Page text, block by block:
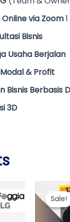
via Zoom
Bisnis
Usaha Berjalan
& Profit
Bisnis Berbasis
3D
Sale!
Sale!